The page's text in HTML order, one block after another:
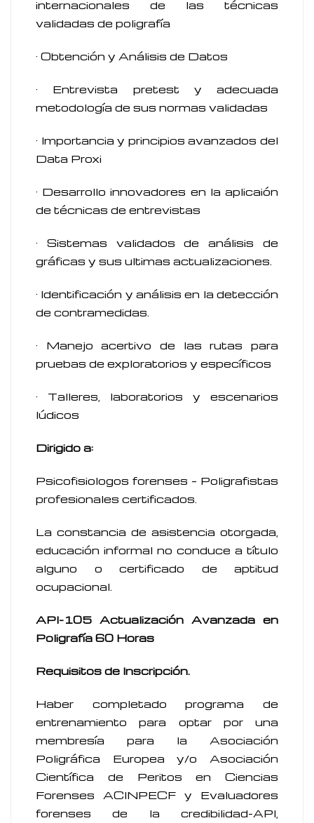
internacionales de las técnicas
validadas de poligrafía
· Obtención y Análisis de Datos
· Entrevista pretest y adecuada
metodología de sus normas validadas
· Importancia y principios avanzados del
Data Proxi
· Desarrollo innovadores en la aplicaión
de técnicas de entrevistas
· Sistemas validados de análisis de
gráficas y sus ultimas actualizaciones.
· Identificación y análisis en la detección
de contramedidas.
· Manejo acertivo de las rutas para
pruebas de exploratorios y específicos
· Talleres, laboratorios y escenarios
lúdicos
Dirigido a:
Psicofisiologos forenses – Poligrafistas
profesionales certificados.
La constancia de asistencia otorgada,
educación informal no conduce a título
alguno o certificado de aptitud
ocupacional.
API-105 Actualización Avanzada en
Poligrafía 60 Horas
Requisitos de Inscripción.
Haber completado programa de
entrenamiento para optar por una
membresía para la Asociación
Poligráfica Europea y/o Asociación
Científica de Peritos en Ciencias
Forenses ACINPECF y Evaluadores
forenses de la credibilidad-API,